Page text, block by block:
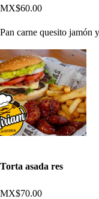
MX$60.00
Pan carne quesito jamón
Torta asada res
MX$70.00